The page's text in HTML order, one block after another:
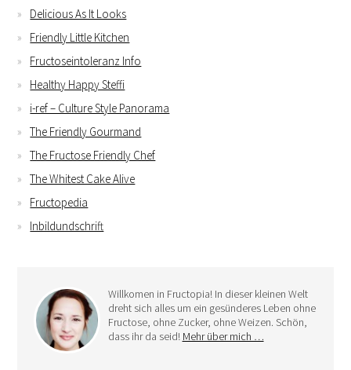
Delicious As It Looks
Friendly Little Kitchen
Fructoseintoleranz Info
Healthy Happy Steffi
i-ref – Culture Style Panorama
The Friendly Gourmand
The Fructose Friendly Chef
The Whitest Cake Alive
Fructopedia
Inbildundschrift
Willkomen in Fructopia! In dieser kleinen Welt
dreht sich alles um ein gesünderes Leben ohne
Fructose, ohne Zucker, ohne Weizen. Schön,
dass ihr da seid! Mehr über mich …